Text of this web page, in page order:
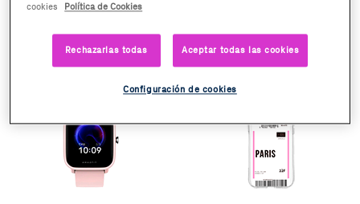
Auriculares Altavoces
cookies
Política de Cookies
Rechazarlas todas Aceptar todas las cookies
Configuración de cookies